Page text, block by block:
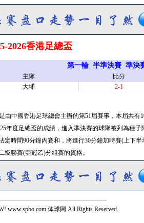
2026香港足總盃
第一輪 半準決賽 準決
主隊
比分
大埔 2-1
由中國香港足球總會主辦的第51屆賽事，本屆共
年度足總盃的成績，進入準決賽的球隊被列為種
定時間90分鐘內賽和，將進行30分鐘加時賽(上下
聯賽(亞冠乙)分組賽的資格。
www.spbo.com 体球网 All Rights Reserved.